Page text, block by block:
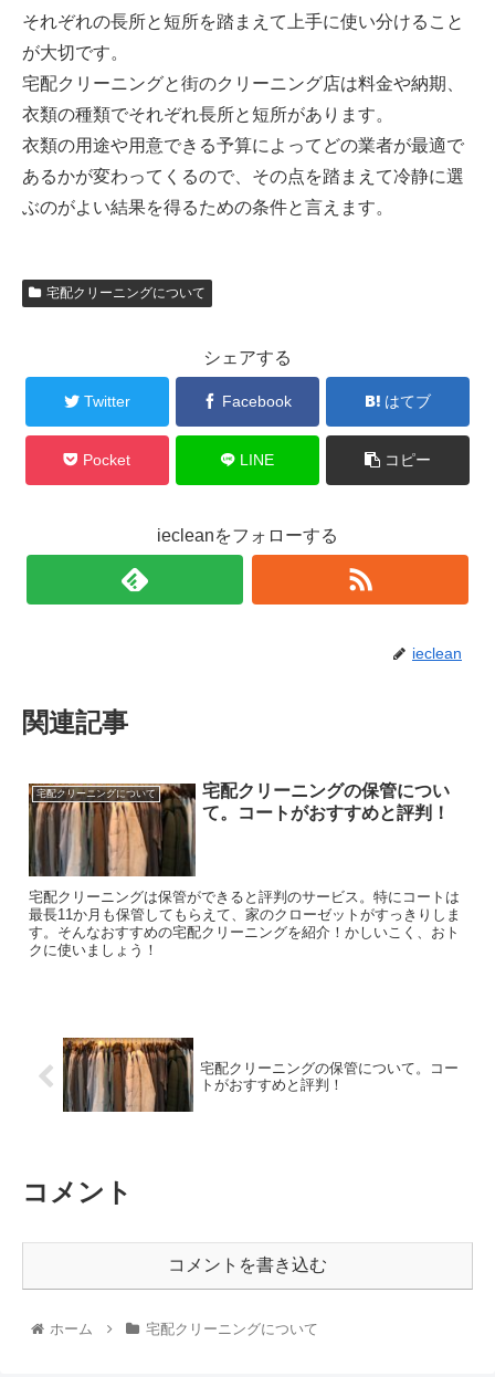
それぞれの長所と短所を踏まえて上手に使い分けること
が大切です。
宅配クリーニングと街のクリーニング店は料金や納期、
衣類の種類でそれぞれ長所と短所があります。
衣類の用途や用意できる予算によってどの業者が最適で
あるかが変わってくるので、その点を踏まえて冷静に選
ぶのがよい結果を得るための条件と言えます。
宅配クリーニングについて
シェアする
Twitter Facebook はてブ
Pocket LINE コピー
iecleanをフォローする
ieclean
関連記事
宅配クリーニングについて
宅配クリーニングの保管につい
て。コートがおすすめと評判！
宅配クリーニングは保管ができると評判のサービス。特にコートは
最長11か月も保管してもらえて、家のクローゼットがすっきりしま
す。そんなおすすめの宅配クリーニングを紹介！かしいこく、おト
クに使いましょう！
宅配クリーニングの保管について。コー
トがおすすめと評判！
コメント
コメントを書き込む
ホーム 宅配クリーニングについて